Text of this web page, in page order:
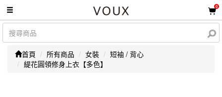
0
首頁 所有商品 女裝
短袖 / 背心
緹花圓領修身上衣【多色】